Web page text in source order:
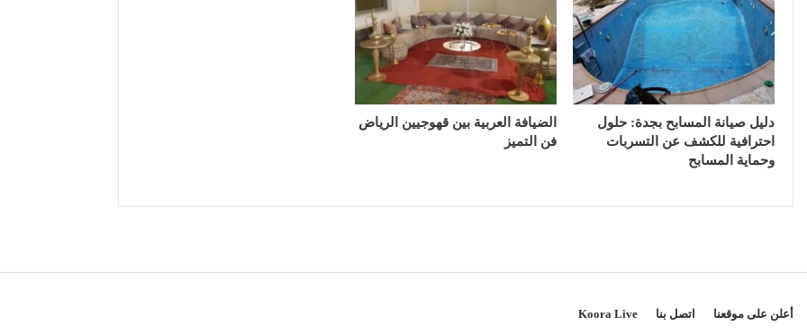
دليل صيانة المسابح بجدة: حلول
احترافية للكشف عن التسربات
وحماية المسابح
الضيافة العربية بين قهوجيين الرياض
فن التميز
أعلن على موقعنا اتصل بنا Koora Live